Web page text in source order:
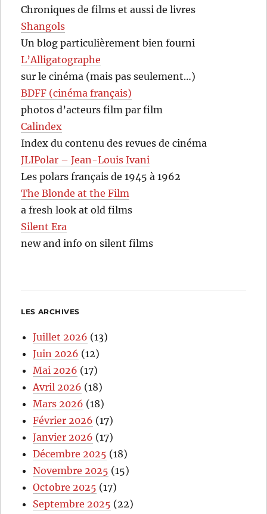
Chroniques de films et aussi de livres
Shangols
Un blog particulièrement bien fourni
L’Alligatographe
sur le cinéma (mais pas seulement…)
BDFF (cinéma français)
photos d’acteurs film par film
Calindex
Index du contenu des revues de cinéma
JLIPolar – Jean-Louis Ivani
Les polars français de 1945 à 1962
The Blonde at the Film
a fresh look at old films
Silent Era
new and info on silent films
LES ARCHIVES
Juillet 2026 (13)
Juin 2026 (12)
Mai 2026 (17)
Avril 2026 (18)
Mars 2026 (18)
Février 2026 (17)
Janvier 2026 (17)
Décembre 2025 (18)
Novembre 2025 (15)
Octobre 2025 (17)
Septembre 2025 (22)